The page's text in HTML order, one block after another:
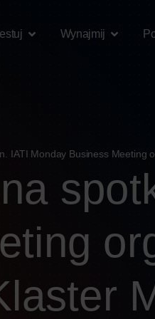
Wynajmij
IATI Monday Business Meeting